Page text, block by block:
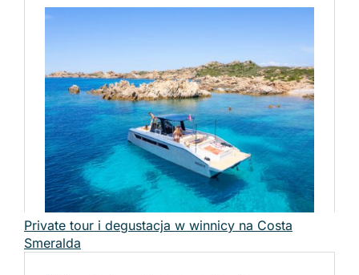
Private tour i degustacja w winnicy na Costa
Smeralda